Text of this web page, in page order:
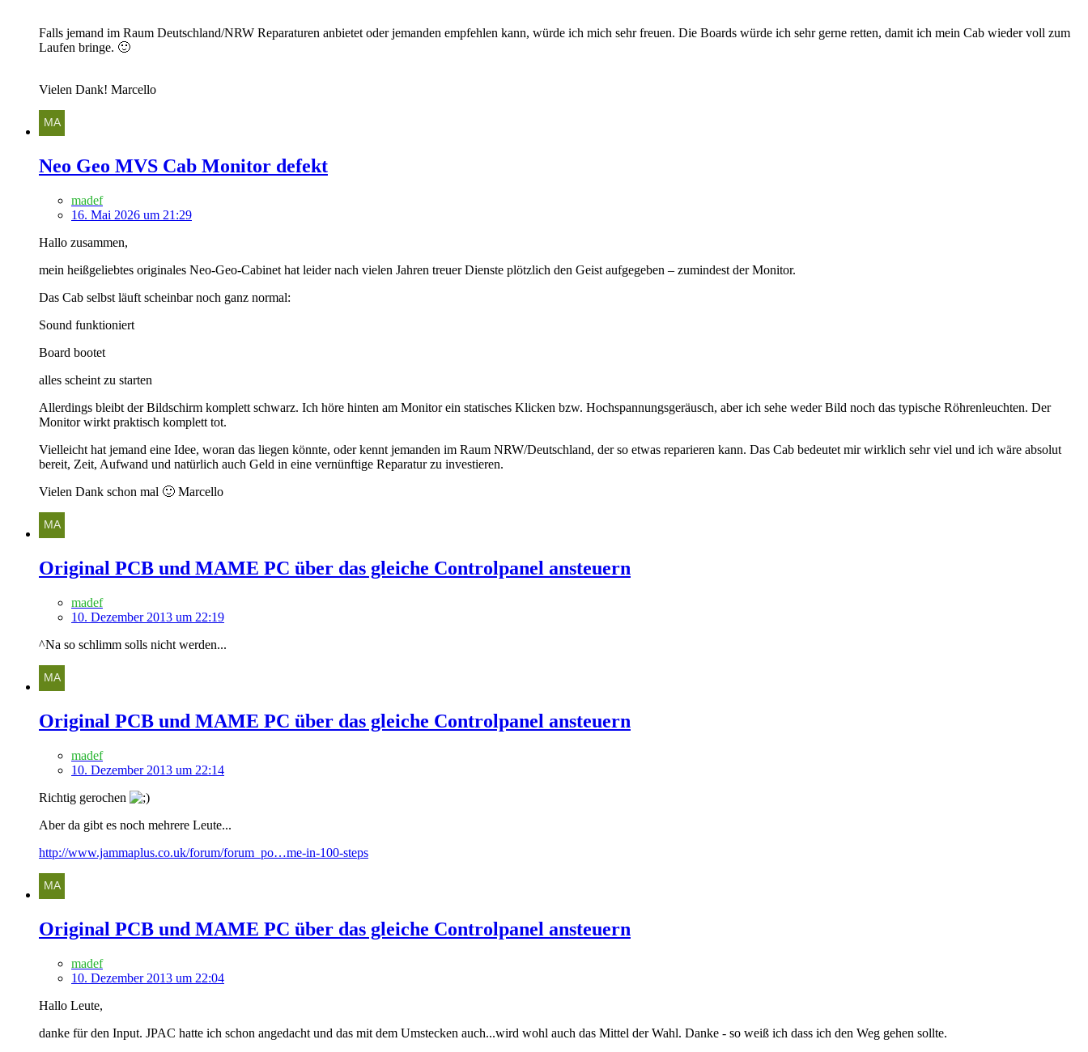
Falls jemand im Raum Deutschland/NRW Reparaturen anbietet oder jemanden empfehlen kann, würde ich mich sehr freuen. Die Boards würde ich sehr gerne retten, damit ich mein Cab wieder voll zum
Laufen bringe. 🙂
Vielen Dank! Marcello
Neo Geo MVS Cab Monitor defekt
madef
16. Mai 2026 um 21:29
Hallo zusammen,
mein heißgeliebtes originales Neo-Geo-Cabinet hat leider nach vielen Jahren treuer Dienste plötzlich den Geist aufgegeben – zumindest der Monitor.
Das Cab selbst läuft scheinbar noch ganz normal:
Sound funktioniert
Board bootet
alles scheint zu starten
Allerdings bleibt der Bildschirm komplett schwarz. Ich höre hinten am Monitor ein statisches Klicken bzw. Hochspannungsgeräusch, aber ich sehe weder Bild noch das typische Röhrenleuchten. Der
Monitor wirkt praktisch komplett tot.
Vielleicht hat jemand eine Idee, woran das liegen könnte, oder kennt jemanden im Raum NRW/Deutschland, der so etwas reparieren kann. Das Cab bedeutet mir wirklich sehr viel und ich wäre absolut
bereit, Zeit, Aufwand und natürlich auch Geld in eine vernünftige Reparatur zu investieren.
Vielen Dank schon mal 🙂 Marcello
Original PCB und MAME PC über das gleiche Controlpanel ansteuern
madef
10. Dezember 2013 um 22:19
^Na so schlimm solls nicht werden...
Original PCB und MAME PC über das gleiche Controlpanel ansteuern
madef
10. Dezember 2013 um 22:14
Richtig gerochen
Aber da gibt es noch mehrere Leute...
http://www.jammaplus.co.uk/forum/forum_po…me-in-100-steps
Original PCB und MAME PC über das gleiche Controlpanel ansteuern
madef
10. Dezember 2013 um 22:04
Hallo Leute,
danke für den Input. JPAC hatte ich schon angedacht und das mit dem Umstecken auch...wird wohl auch das Mittel der Wahl. Danke - so weiß ich dass ich den Weg gehen sollte.